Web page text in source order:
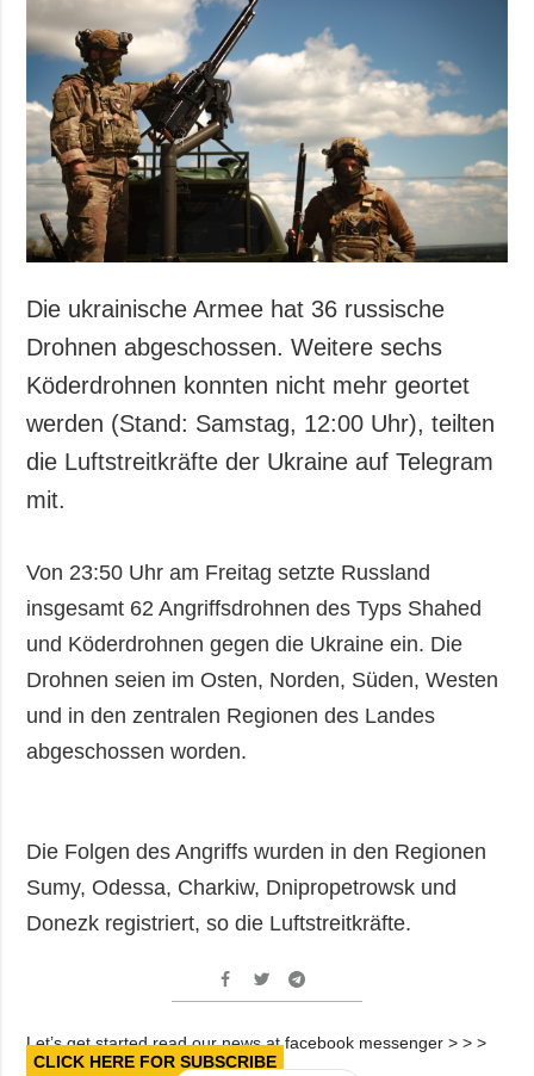
Kultur
Sport
Kriminalität
Notstand und
Notfälle
ZUSÄTZLICH
Veröffentlichungen
Interview
Fotos
Video
LEISTUNGEN
Abonnement
Fotobank
Die ukrainische Armee hat 36 russische
Drohnen abgeschossen. Weitere sechs
Köderdrohnen konnten nicht mehr geortet
werden (Stand: Samstag, 12:00 Uhr), teilten
die Luftstreitkräfte der Ukraine auf Telegram
mit.
Von 23:50 Uhr am Freitag setzte Russland
insgesamt 62 Angriffsdrohnen des Typs Shahed
und Köderdrohnen gegen die Ukraine ein. Die
Drohnen seien im Osten, Norden, Süden, Westen
und in den zentralen Regionen des Landes
abgeschossen worden.
Die Folgen des Angriffs wurden in den Regionen
Sumy, Odessa, Charkiw, Dnipropetrowsk und
Donezk registriert, so die Luftstreitkräfte.
Let’s get started read our news at facebook messenger > > >
CLICK HERE FOR SUBSCRIBE